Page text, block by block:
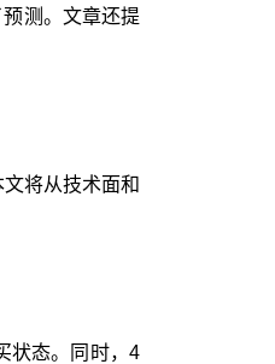
测。文章还提
将从技术面和
状态。同时，4